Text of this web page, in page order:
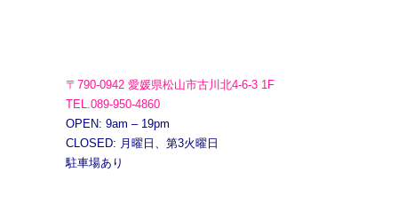
〒790-0942 愛媛県松山市古川北4-6-3 1F
TEL.089-950-4860
OPEN: 9am – 19pm
CLOSED: 月曜日、第3火曜日
駐車場あり